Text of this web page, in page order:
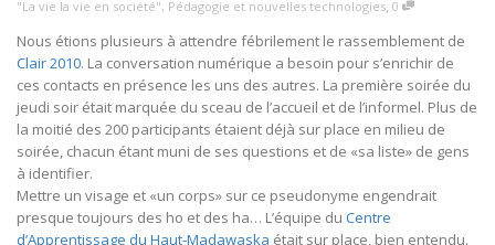
"La vie la vie en société", Pédagogie et nouvelles technologies, 0
Nous étions plusieurs à attendre fébrilement le rassemblement de
Clair 2010. La conversation numérique a besoin pour s’enrichir de
ces contacts en présence les uns des autres. La première soirée du
jeudi soir était marquée du sceau de l’accueil et de l’informel. Plus de
la moitié des 200 participants étaient déjà sur place en milieu de
soirée, chacun étant muni de ses questions et de «sa liste» de gens
à identifier.
Mettre un visage et «un corps» sur ce pseudonyme engendrait
presque toujours des ho et des ha… L’équipe du Centre
d’Apprentissage du Haut-Madawaska était sur place, bien entendu.